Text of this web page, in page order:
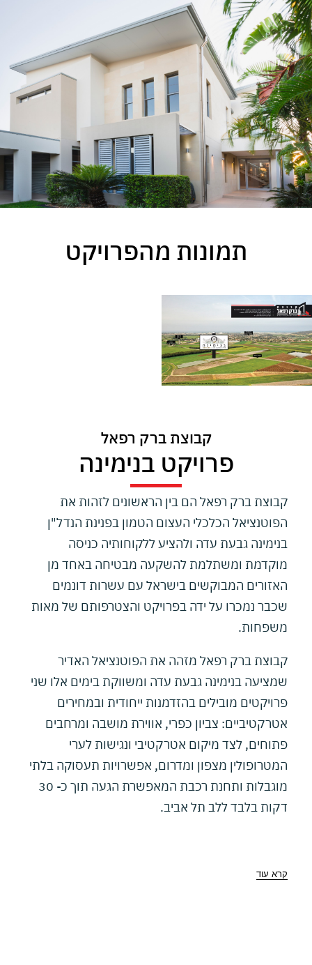
תמונות מהפרויקט
קבוצת ברק רפאל
פרויקט בנימינה
קבוצת ברק רפאל הם בין הראשונים לזהות את
הפוטנציאל הכלכלי העצום הטמון בפנינת הנדל"ן
בנימינה גבעת עדה ולהציע ללקוחותיה כניסה
מוקדמת ומשתלמת להשקעה מבטיחה באחד מן
האזורים המבוקשים בישראל עם עשרות דונמים
שכבר נמכרו על ידה בפרויקט והצטרפותם של מאות
משפחות.
קבוצת ברק רפאל מזהה את הפוטנציאל האדיר
שמציעה בנימינה גבעת עדה ומשווקת בימים אלו שני
פרויקטים מובילים בהזדמנות ייחודית ובמחירים
אטרקטיביים: צביון כפרי, אווירת מושבה ומרחבים
פתוחים, לצד מיקום אטרקטיבי ונגישות לערי
המטרופולין מצפון ומדרום, אפשרויות תעסוקה בלתי
מוגבלות ותחנת רכבת המאפשרת הגעה תוך כ- 30
דקות בלבד ללב תל אביב.
קרא עוד